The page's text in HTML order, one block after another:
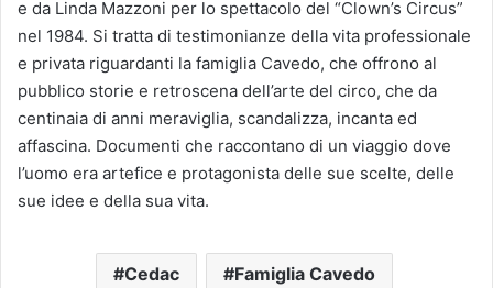
e da Linda Mazzoni per lo spettacolo del “Clown’s Circus”
nel 1984. Si tratta di testimonianze della vita professionale
e privata riguardanti la famiglia Cavedo, che offrono al
pubblico storie e retroscena dell’arte del circo, che da
centinaia di anni meraviglia, scandalizza, incanta ed
affascina. Documenti che raccontano di un viaggio dove
l’uomo era artefice e protagonista delle sue scelte, delle
sue idee e della sua vita.
Cedac Famiglia Cavedo